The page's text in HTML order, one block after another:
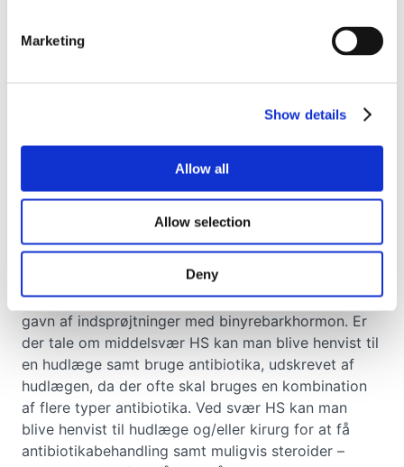
Marketing
Show details
Allow all
Allow selection
Deny
Påbegynde et vægttab hvis man er
Undgå stramtsiddende, syntetisk tøj der
Undgå varme og fugtige klimaer hvis muligt
Ved mild HS, kan man få visse geler eller cremer,
som virker lokalt, mens nogle patienter vil have
gavn af indsprøjtninger med binyrebarkhormon. Er
der tale om middelsvær HS kan man blive henvist til
en hudlæge samt bruge antibiotika, udskrevet af
hudlægen, da der ofte skal bruges en kombination
af flere typer antibiotika. Ved svær HS kan man
blive henvist til hudlæge og/eller kirurg for at få
antibiotikabehandling samt muligvis steroider –